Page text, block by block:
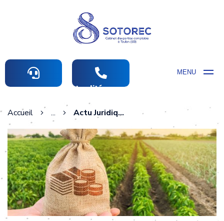
MENU
Actualités comptables
Accueil ... Actu Juridique